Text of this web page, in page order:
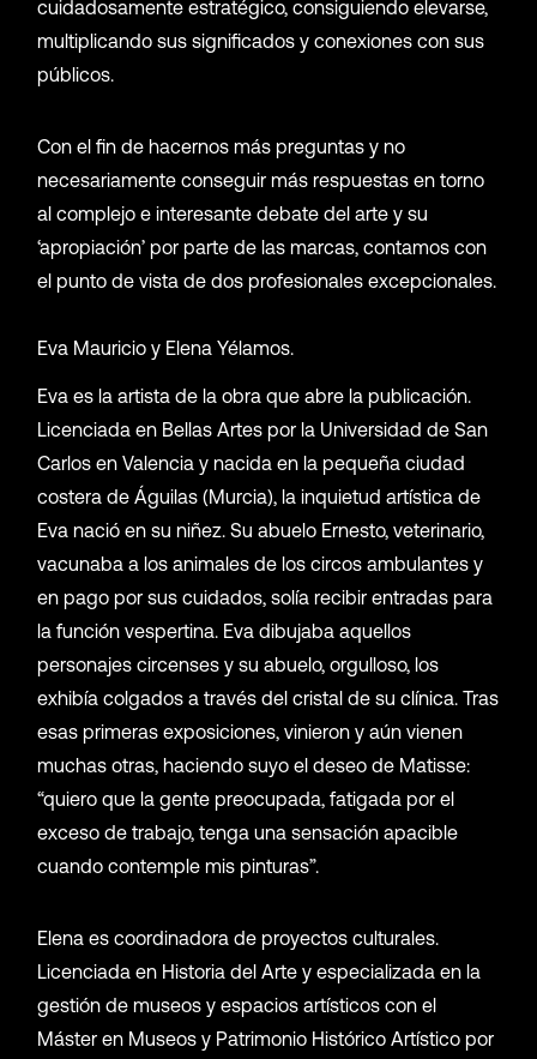
cuidadosamente estratégico, consiguiendo elevarse,
multiplicando sus significados y conexiones con sus
públicos.
Con el fin de hacernos más preguntas y no
necesariamente conseguir más respuestas en torno
al complejo e interesante debate del arte y su
‘apropiación’ por parte de las marcas, contamos con
el punto de vista de dos profesionales excepcionales.
Eva Mauricio y Elena Yélamos.
Eva es la artista de la obra que abre la publicación.
Licenciada en Bellas Artes por la Universidad de San
Carlos en Valencia y nacida en la pequeña ciudad
costera de Águilas (Murcia), la inquietud artística de
Eva nació en su niñez. Su abuelo Ernesto, veterinario,
vacunaba a los animales de los circos ambulantes y
en pago por sus cuidados, solía recibir entradas para
la función vespertina. Eva dibujaba aquellos
personajes circenses y su abuelo, orgulloso, los
exhibía colgados a través del cristal de su clínica. Tras
esas primeras exposiciones, vinieron y aún vienen
muchas otras, haciendo suyo el deseo de Matisse:
“quiero que la gente preocupada, fatigada por el
exceso de trabajo, tenga una sensación apacible
cuando contemple mis pinturas”.
Elena es coordinadora de proyectos culturales.
Licenciada en Historia del Arte y especializada en la
gestión de museos y espacios artísticos con el
Máster en Museos y Patrimonio Histórico Artístico por